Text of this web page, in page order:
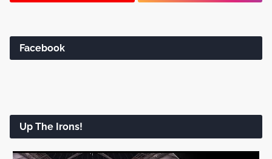
Facebook
Up The Irons!